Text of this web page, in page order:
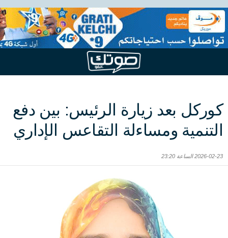
كوركل بعد زيارة الرئيس: بين دفع
التنمية ومساءلة التقاعس الإداري
2026-02-23 الساعة 23:20